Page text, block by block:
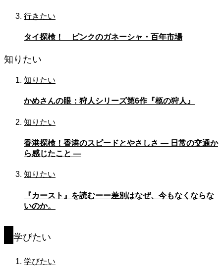
行きたい
タイ探検！ ピンクのガネーシャ・百年市場
知りたい
知りたい
かめさんの眼：狩人シリーズ第6作『柩の狩人』
知りたい
香港探検！香港のスピードとやさしさ — 日常の交通か
ら感じたこと —
知りたい
『カースト』を読むーー差別はなぜ、今もなくならな
いのか。
学びたい
学びたい